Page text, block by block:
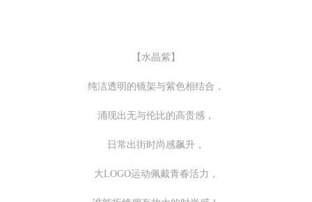
【水晶紫】
纯洁透明的镜架与紫色相结合，
涌现出无与伦比的高贵感，
日常出街时尚感飙升，
大LOGO运动佩戴青春活力，